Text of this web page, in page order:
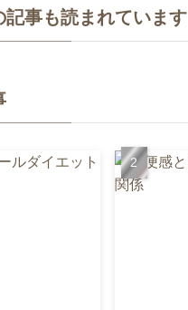
記事も読まれています